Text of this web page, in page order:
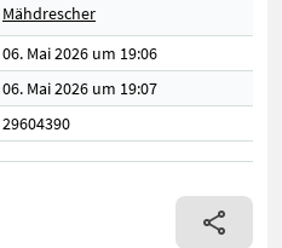
Mähdrescher
06. Mai 2026 um 19:06
06. Mai 2026 um 19:07
29604390